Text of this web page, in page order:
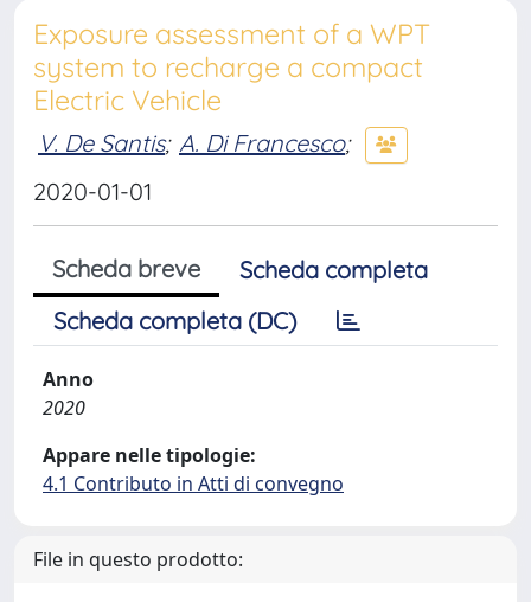
Exposure assessment of a WPT
system to recharge a compact
Electric Vehicle
V. De Santis; A. Di Francesco;
2020-01-01
Scheda breve
Scheda completa
Scheda completa (DC)
Anno
2020
Appare nelle tipologie:
4.1 Contributo in Atti di convegno
File in questo prodotto: